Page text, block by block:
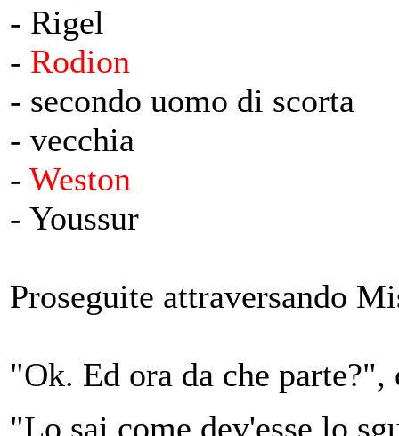
- Rigel
- Rodion
- secondo uomo di scorta
- vecchia
- Weston
- Youssur
Proseguite attraversando
"Ok. Ed ora da che
"Lo sai come dev'esse lo